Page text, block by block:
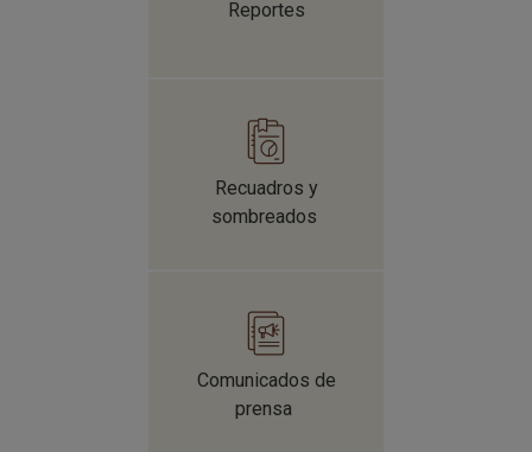
Reportes
Recuadros y
sombreados
Comunicados de
prensa